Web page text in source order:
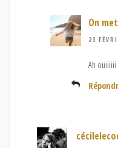
On
23
Ah